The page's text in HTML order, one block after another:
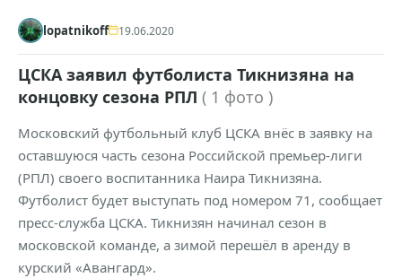
lopatnikoff 19.06.2020
ЦСКА заявил футболиста Тикнизяна на
концовку сезона РПЛ ( 1 фото )
Московский футбольный клуб ЦСКА внёс в заявку на
оставшуюся часть сезона Российской премьер-лиги
(РПЛ) своего воспитанника Наира Тикнизяна.
Футболист будет выступать под номером 71, сообщает
пресс-служба ЦСКА. Тикнизян начинал сезон в
московской команде, а зимой перешёл в аренду в
курский «Авангард».